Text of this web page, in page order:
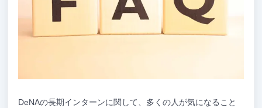
DeNAの長期インターンに関して、多くの人が気になること